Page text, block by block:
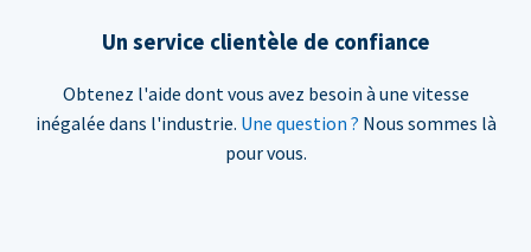
Un service clientèle de confiance
Obtenez l'aide dont vous avez besoin à une vitesse
inégalée dans l'industrie. Une question ? Nous sommes là
pour vous.